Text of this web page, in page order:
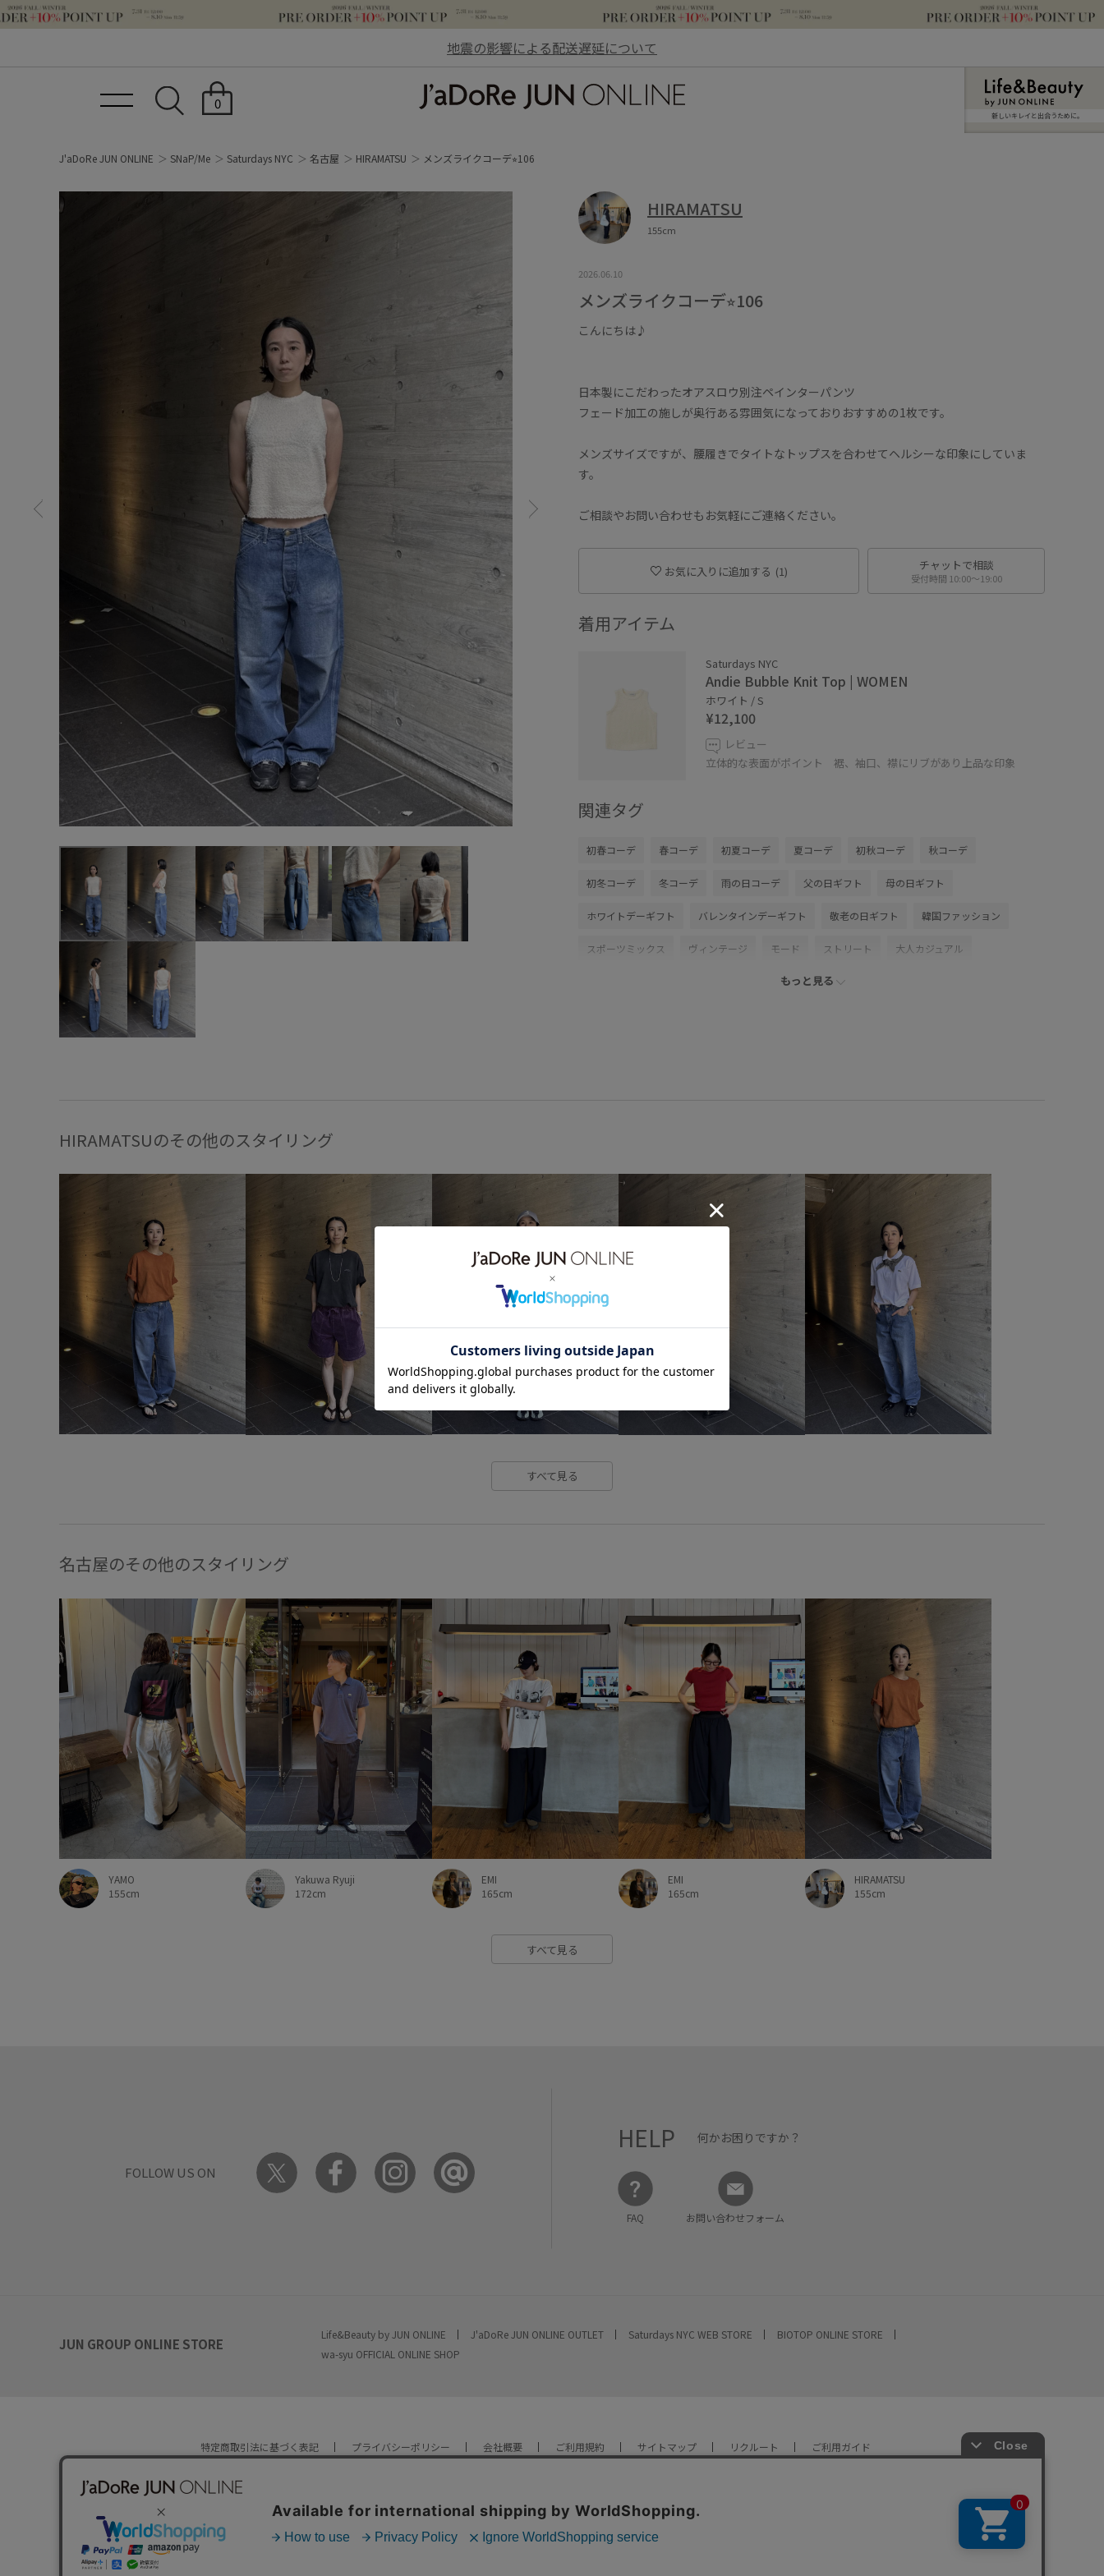
地震の影響による配送遅延について
0
新しいキレイと出合うために。
J'aDoRe JUN ONLINE SNaP/Me Saturdays NYC 名古屋 HIRAMATSU メンズライクコーデ⭐︎106
HIRAMATSU
155cm
2026.06.10
メンズライクコーデ⭐︎106
こんにちは♪
日本製にこだわったオアスロウ別注ペインターパンツ
フェード加工の施しが奥行ある雰囲気になっておりおすすめの1枚です。
メンズサイズですが、腰履きでタイトなトップスを合わせてヘルシーな印象にしていま
す。
ご相談やお問い合わせもお気軽にご連絡ください。
お気に入りに追加する (1) チャットで相談
受付時間 10:00〜19:00
着用アイテム
Saturdays NYC
Andie Bubble Knit Top | WOMEN
ホワイト / S
¥12,100
レビュー
立体的な表面がポイント 裾、袖口、襟にリブがあり上品な印象
関連タグ
初春コーデ 春コーデ 初夏コーデ 夏コーデ 初秋コーデ 秋コーデ
初冬コーデ 冬コーデ 雨の日コーデ 父の日ギフト 母の日ギフト
ホワイトデーギフト バレンタインデーギフト 敬老の日ギフト 韓国ファッション
スポーツミックス ヴィンテージ モード ストリート 大人カジュアル
スカートスタイル パンツスタイル
もっと見る
HIRAMATSUのその他のスタイリング
すべて見る
名古屋のその他のスタイリング
YAMO
155cm
Yakuwa Ryuji
172cm
EMI
165cm
EMI
165cm
HIRAMATSU
155cm
すべて見る
FOLLOW US ON
HELP 何かお困りですか？
FAQ お問い合わせフォーム
JUN GROUP ONLINE STORE
Life&Beauty by JUN ONLINE J'aDoRe JUN ONLINE OUTLET Saturdays NYC WEB STORE
BIOTOP ONLINE STORE
wa-syu OFFICIAL ONLINE SHOP
特定商取引法に基づく表記 プライバシーポリシー 会社概要 ご利用規約 サイトマップ リクルート ご利用ガイド